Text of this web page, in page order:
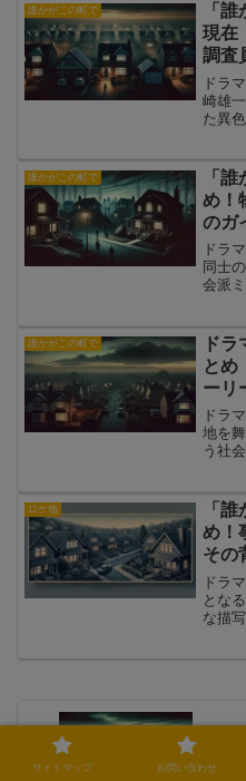
誰かがこの町で
「
現在
調査
ドラ
崎雄
た異
事で
迫り
ます。
誰かがこの町で
「
め！
のガ
ドラ
同士
会派
ラマ
の役
ます。
誰かがこの町で
ド
とめ
ーリ
ドラ
地を
う社
は、
イン
を解
ロケ地
「
め！
その
ドラ
とな
な描
た。
まと
ドラ
視聴
サイトマップ お問い合わせ